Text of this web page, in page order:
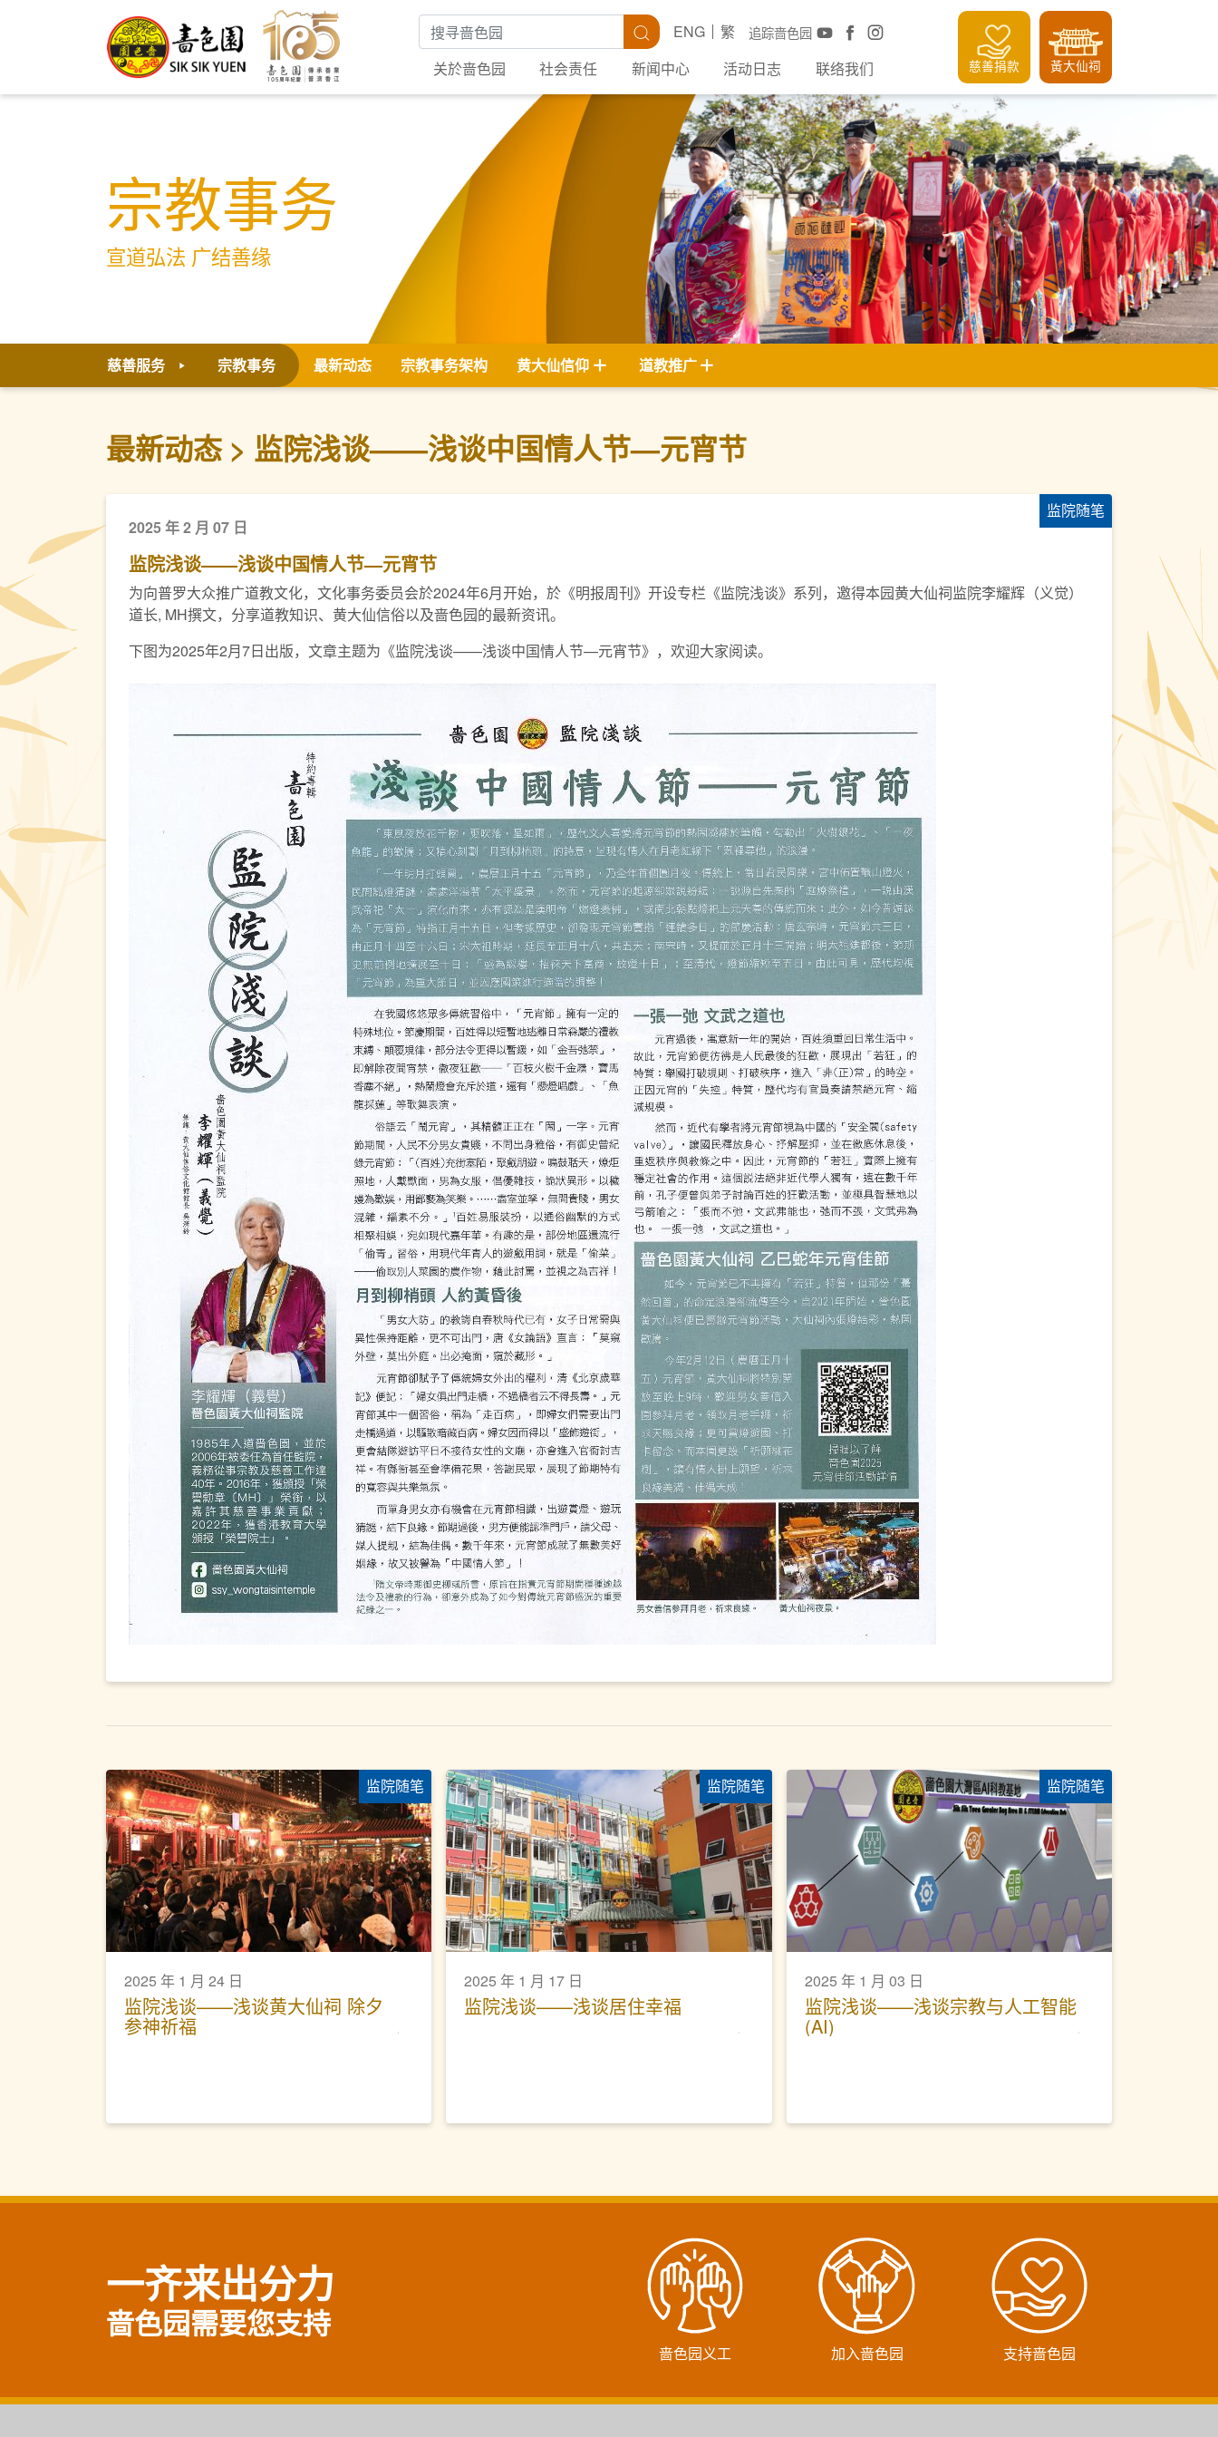
搜寻关键字 搜寻 追踪啬色园
ENG
繁
关於啬色园
社会责任 新闻中心 活动日志 联络我们 慈善捐款 黃大仙祠
宗教事务
宣道弘法 广结善缘
慈善服务 宗教事务 最新动态 宗教事务架构 黄大仙信仰 道教推广
最新动态 监院浅谈——浅谈中国情人节—元宵节
监院随笔
2025 年 2 月 07 日
监院浅谈——浅谈中国情人节—元宵节
为向普罗大众推广道教文化，文化事务委员会於2024年6月开始，於《明报周刊》开设专栏《监院浅谈》系列，邀得本园黄大仙祠监院李耀辉（义觉）
道长, MH撰文，分享道教知识、黄大仙信俗以及啬色园的最新资讯。
下图为2025年2月7日出版，文章主题为《监院浅谈——浅谈中国情人节—元宵节》，欢迎大家阅读。
监院随笔
2025 年 1 月 24 日
监院浅谈——浅谈黄大仙祠 除夕
参神祈福
监院随笔
2025 年 1 月 17 日
监院浅谈——浅谈居住幸福
监院随笔
2025 年 1 月 03 日
监院浅谈——浅谈宗教与人工智能
(AI)
一齐来出分力
啬色园需要您支持
啬色园义工 加入啬色园 支持啬色园